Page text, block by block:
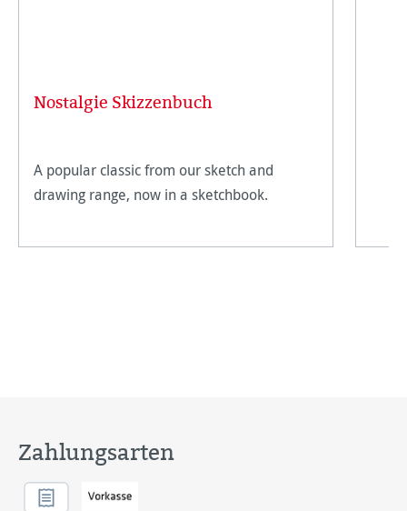
Nostalgie Skizzenbuch
A popular classic from our sketch and
drawing range, now in a sketchbook.
Zahlungsarten